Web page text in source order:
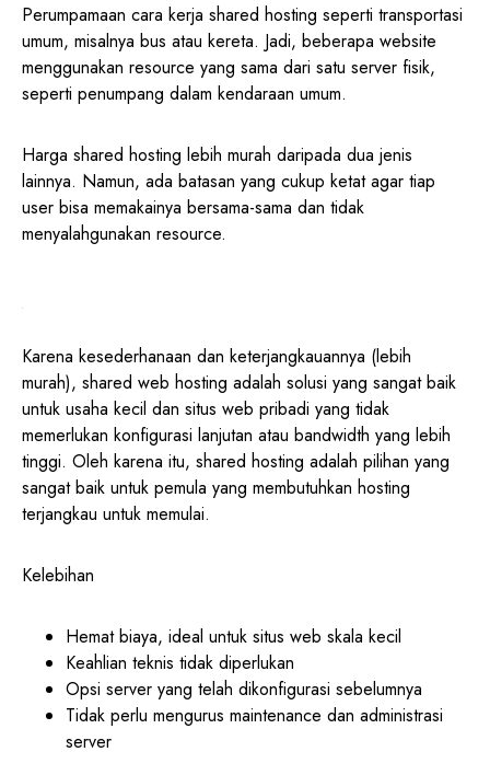
Perumpamaan cara kerja shared hosting seperti transportasi
umum, misalnya bus atau kereta. Jadi, beberapa website
menggunakan resource yang sama dari satu server fisik,
seperti penumpang dalam kendaraan umum.
Harga shared hosting lebih murah daripada dua jenis
lainnya. Namun, ada batasan yang cukup ketat agar tiap
user bisa memakainya bersama-sama dan tidak
menyalahgunakan resource.
Karena kesederhanaan dan keterjangkauannya (lebih
murah), shared web hosting adalah solusi yang sangat baik
untuk usaha kecil dan situs web pribadi yang tidak
memerlukan konfigurasi lanjutan atau bandwidth yang lebih
tinggi. Oleh karena itu, shared hosting adalah pilihan yang
sangat baik untuk pemula yang membutuhkan hosting
terjangkau untuk memulai.
Kelebihan
Hemat biaya, ideal untuk situs web skala kecil
Keahlian teknis tidak diperlukan
Opsi server yang telah dikonfigurasi sebelumnya
Tidak perlu mengurus maintenance dan administrasi
server